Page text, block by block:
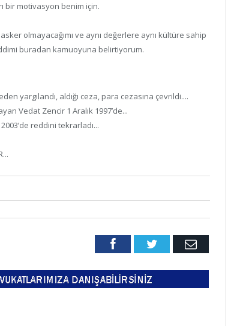
bir motivasyon benim için.
olmayacağımı ve aynı değerlere aynı kültüre sahip
buradan kamuoyuna belirtiyorum.
yargılandı, aldığı ceza, para cezasına çevrildi....
Vedat Zencir 1 Aralık 1997’de...
reddini tekrarladı...
FacebookTwitter Email